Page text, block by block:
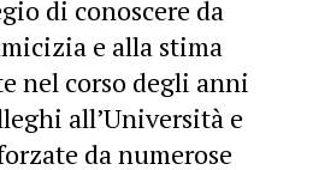
di conoscere da
e alla stima
nel corso degli anni
all’Università e
da numerose